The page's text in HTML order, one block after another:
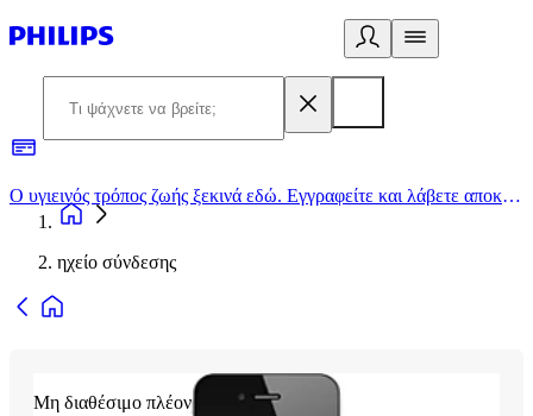
Ο υγιεινός τρόπος ζωής ξεκινά εδώ. Εγγραφείτε και λάβετε αποκλειστικές προσφορές
ηχείο σύνδεσης
Μη διαθέσιμο πλέον